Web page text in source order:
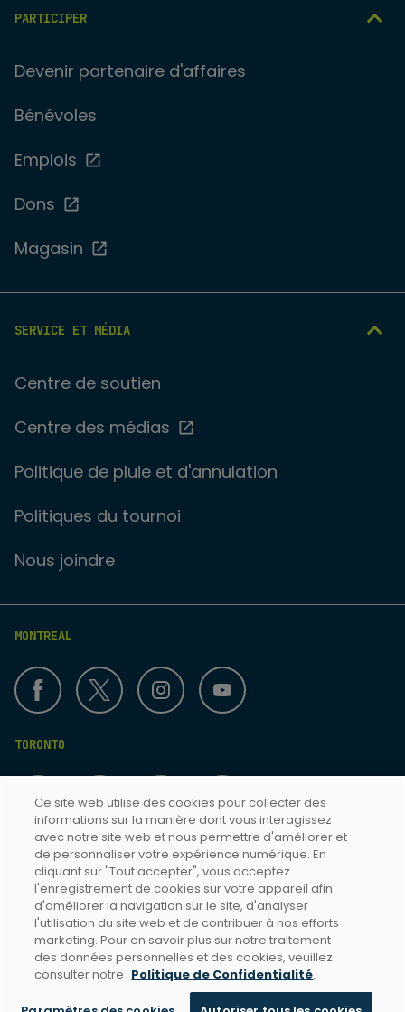
PARTICIPER
Devenir partenaire d'affaires
Bénévoles
Emplois
Dons
Magasin
SERVICE ET MÉDIA
Centre de soutien
Centre des médias
Politique de pluie et d'annulation
Politiques du tournoi
Nous joindre
MONTREAL
TORONTO
Termes & Conditions
Politique de confidentialité
Accessibilité Toronto
Accessibilité Montréal
Ce site web utilise des cookies pour collecter des
informations sur la manière dont vous interagissez
avec notre site web et nous permettre d'améliorer et
de personnaliser votre expérience numérique. En
cliquant sur "Tout accepter", vous acceptez
l'enregistrement de cookies sur votre appareil afin
d'améliorer la navigation sur le site, d'analyser
l'utilisation du site web et de contribuer à nos efforts
marketing. Pour en savoir plus sur notre traitement
des données personnelles et des cookies, veuillez
consulter notre Politique de Confidentialité.